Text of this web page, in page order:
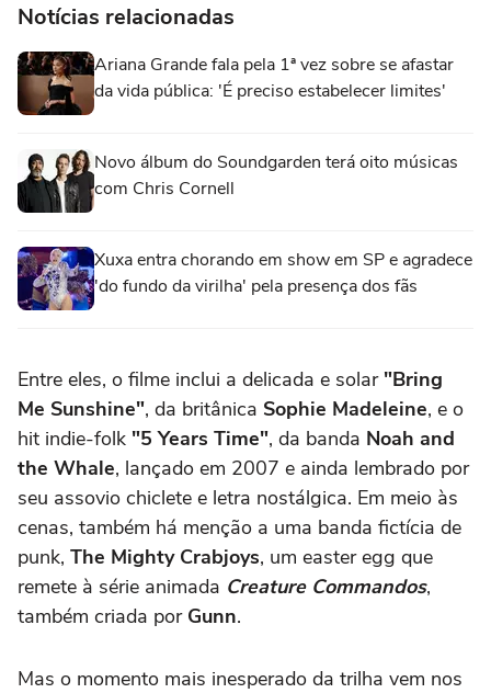
Notícias relacionadas
Ariana Grande fala pela 1ª vez sobre se afastar
da vida pública: 'É preciso estabelecer limites'
Novo álbum do Soundgarden terá oito músicas
com Chris Cornell
Xuxa entra chorando em show em SP e agradece
'do fundo da virilha' pela presença dos fãs
Entre eles, o filme inclui a delicada e solar "Bring
Me Sunshine", da britânica Sophie Madeleine, e o
hit indie-folk "5 Years Time", da banda Noah and
the Whale, lançado em 2007 e ainda lembrado por
seu assovio chiclete e letra nostálgica. Em meio às
cenas, também há menção a uma banda fictícia de
punk, The Mighty Crabjoys, um easter egg que
remete à série animada Creature Commandos,
também criada por Gunn.
Mas o momento mais inesperado da trilha vem nos